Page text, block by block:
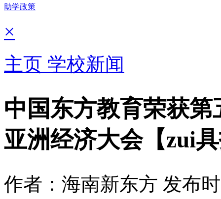
助学政策
×
主页 学校新闻
中国东方教育荣获
亚洲经济大会【zui
作者：海南新东方 发布